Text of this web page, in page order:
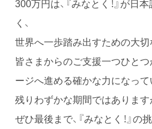
300万円は、『みなとく！』が日
く、
世界へ一歩踏み出すための大切
皆さまからのご支援一つひと
ージへ進める確かな力になって
残りわずかな期間ではあります
ぜひ最後まで、『みなとく！』